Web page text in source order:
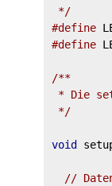
*/
#define
#define
/**
* Die
*/
void
//